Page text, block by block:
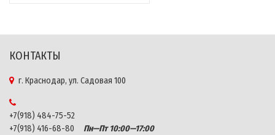
КОНТАКТЫ
г. Краснодар, ул. Садовая 100
+7(918) 484-75-52
+7(918) 416-68-80
Пн—Пт 10:00—17:00